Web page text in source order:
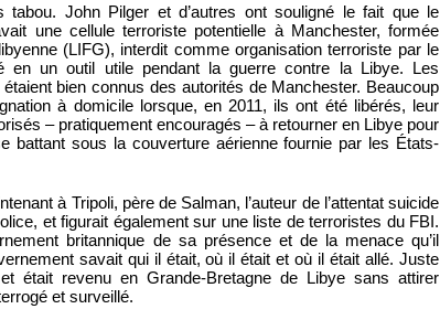
tabou. John Pilger et d’autres ont souligné le fait que le
une cellule terroriste potentielle à Manchester, formée
(LIFG), interdit comme organisation terroriste par le
en un outil utile pendant la guerre contre la Libye. Les
bien connus des autorités de Manchester. Beaucoup
à domicile lorsque, en 2011, ils ont été libérés, leur
– pratiquement encouragés – à retourner en Libye pour
battant sous la couverture aérienne fournie par les États-
à Tripoli, père de Salman, l’auteur de l’attentat suicide
et figurait également sur une liste de terroristes du FBI.
britannique de sa présence et de la menace qu’il
savait qui il était, où il était et où il était allé. Juste
était revenu en Grande-Bretagne de Libye sans attirer
et surveillé.